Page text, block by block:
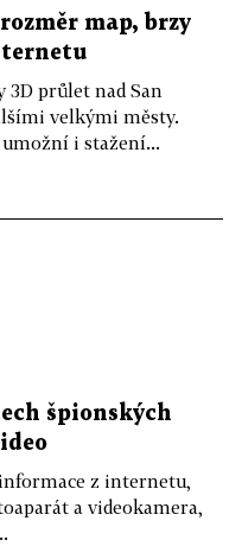
map, brzy
3D průlet nad San
velkými městy.
i stažení...
špionských
z internetu,
a videokamera,